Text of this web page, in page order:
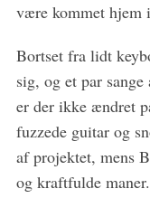
være kommet hjem
Bortset fra lidt
sig, og et par
er der ikke ændret
fuzzede guitar og
af projektet, mens
og kraftfulde maner.